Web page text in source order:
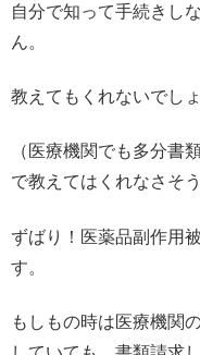
自分で知って手続きし
ん。
教えてもくれないでしょ
（医療機関でも多分書
で教えてはくれなさそう
ずばり！医薬品副作用
す。
もしもの時は医療機関